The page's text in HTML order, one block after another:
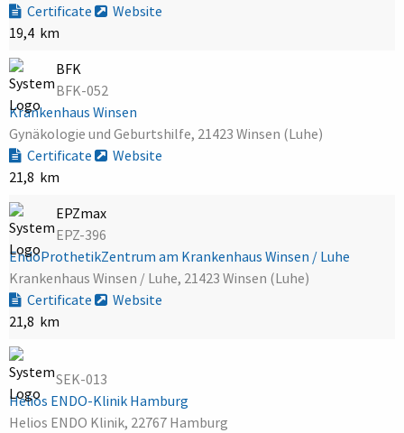
Certificate
Website
19,4 km
BFK
BFK-052
Krankenhaus Winsen
Gynäkologie und Geburtshilfe, 21423 Winsen (Luhe)
Certificate
Website
21,8 km
EPZmax
EPZ-396
EndoProthetikZentrum am Krankenhaus Winsen / Luhe
Krankenhaus Winsen / Luhe, 21423 Winsen (Luhe)
Certificate
Website
21,8 km
SEK-013
Helios ENDO-Klinik Hamburg
Helios ENDO Klinik, 22767 Hamburg